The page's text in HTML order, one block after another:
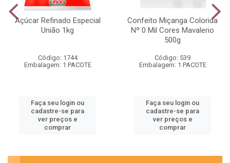
Açúcar Refinado Especial
União 1kg
Código: 1744
Embalagem: 1 PACOTE
Faça seu login ou
cadastre-se para
ver preços e
comprar
Confeito Miçanga Colorida
Nº 0 Mil Cores Mavalerio
500g
Código: 539
Embalagem: 1 PACOTE
Faça seu login ou
cadastre-se para
ver preços e
comprar